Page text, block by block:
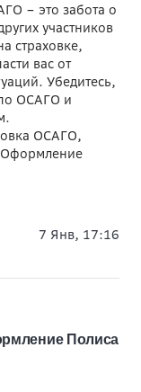
– это забота о
участников
страховке,
вас от
Убедитесь,
ОСАГО и
ОСАГО,
Оформление
7 Янв, 17:16
Полиса